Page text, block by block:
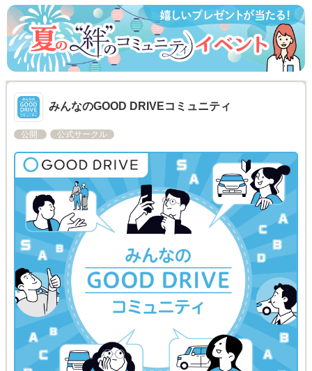
みんなのGOOD DRIVEコミュニティ
公開 公式サークル